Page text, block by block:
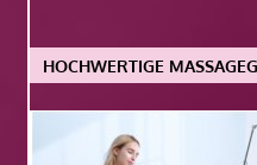
HOCHWERTIGE